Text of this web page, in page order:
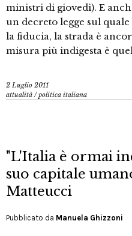
ministri di giovedì). E
un decreto legge sul
la fiducia, la strada è
misura più indigesta è
2 Luglio 2011
attualità /politica italiana
"L'Italia è ormai
suo capitale
Matteucci
Pubblicato da Manuela Ghizzoni